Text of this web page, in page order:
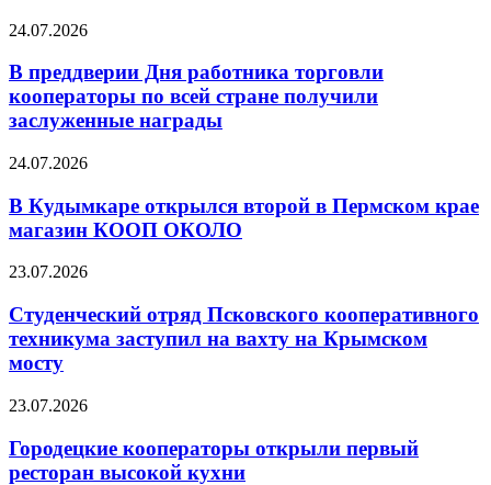
24.07.2026
В преддверии Дня работника торговли
кооператоры по всей стране получили
заслуженные награды
24.07.2026
В Кудымкаре открылся второй в Пермском крае
магазин КООП ОКОЛО
23.07.2026
Студенческий отряд Псковского кооперативного
техникума заступил на вахту на Крымском
мосту
23.07.2026
Городецкие кооператоры открыли первый
ресторан высокой кухни